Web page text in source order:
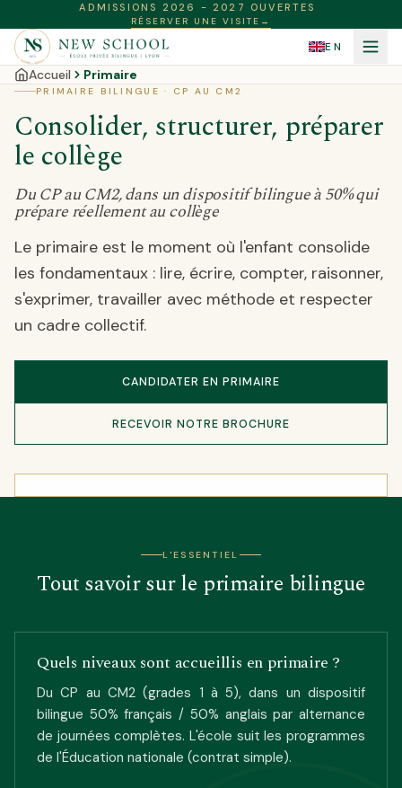
ADMISSIONS 2026 - 2027 OUVERTES
RÉSERVER UNE VISITE →
EN
Accueil Primaire
PRIMAIRE BILINGUE · CP AU CM2
Consolider, structurer, préparer
le collège
Du CP au CM2, dans un dispositif bilingue à 50% qui
prépare réellement au collège
Le primaire est le moment où l'enfant consolide
les fondamentaux : lire, écrire, compter, raisonner,
s'exprimer, travailler avec méthode et respecter
un cadre collectif.
CANDIDATER EN PRIMAIRE
RECEVOIR NOTRE BROCHURE
L'ESSENTIEL
Tout savoir sur le primaire bilingue
Quels niveaux sont accueillis en primaire ?
Du CP au CM2 (grades 1 à 5), dans un dispositif
bilingue 50% français / 50% anglais par alternance
de journées complètes. L'école suit les programmes
de l'Éducation nationale (contrat simple).